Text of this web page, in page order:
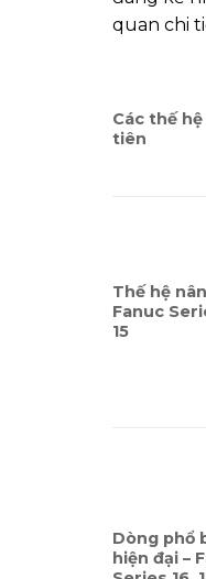
quan chi
Các thế hệ
tiên
Thế hệ
Fanuc
15
Dòng phổ
hiện đại –